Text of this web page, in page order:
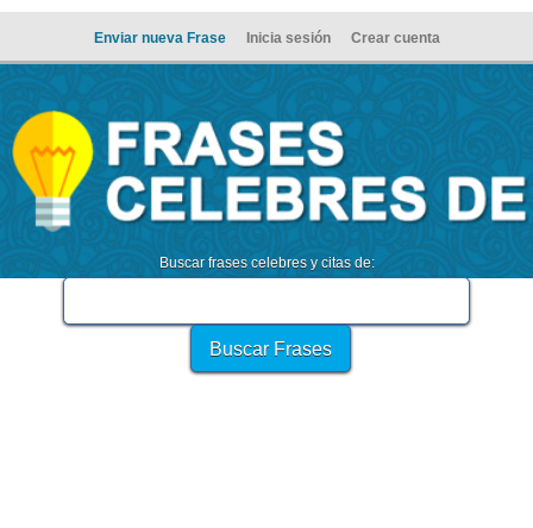
Enviar nueva Frase Inicia sesión Crear cuenta
Buscar frases celebres y citas de: